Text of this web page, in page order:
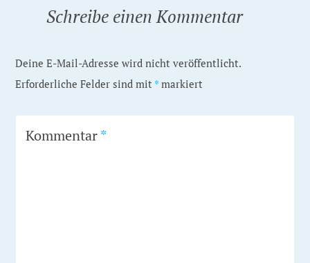
Schreibe einen Kommentar
Deine E-Mail-Adresse wird nicht veröffentlicht.
Erforderliche Felder sind mit * markiert
Kommentar*